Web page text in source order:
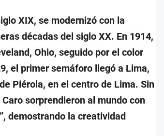
XIX, se modernizó con la
décadas del siglo XX. En 1914,
Ohio, seguido por el color
el primer semáforo llegó a Lima,
Piérola, en el centro de Lima. Sin
sorprendieron al mundo con
demostrando la creatividad